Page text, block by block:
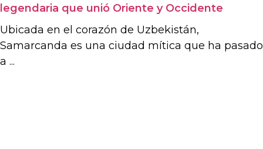
legendaria que unió Oriente y Occidente
Ubicada en el corazón de Uzbekistán,
Samarcanda es una ciudad mítica que ha pasado
a ...